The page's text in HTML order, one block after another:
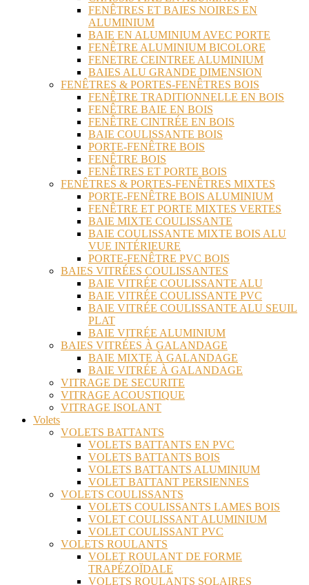
FENÊTRES ET BAIES NOIRES EN
ALUMINIUM
BAIE EN ALUMINIUM AVEC PORTE
FENÊTRE ALUMINIUM BICOLORE
FENETRE CEINTREE ALUMINIUM
BAIES ALU GRANDE DIMENSION
FENÊTRES & PORTES-FENÊTRES BOIS
FENÊTRE TRADITIONNELLE EN BOIS
FENÊTRE BAIE EN BOIS
FENÊTRE CINTRÉE EN BOIS
BAIE COULISSANTE BOIS
PORTE-FENÊTRE BOIS
FENÊTRE BOIS
FENÊTRES ET PORTE BOIS
FENÊTRES & PORTES-FENÊTRES MIXTES
PORTE-FENÊTRE BOIS ALUMINIUM
FENÊTRE ET PORTE MIXTES VERTES
BAIE MIXTE COULISSANTE
BAIE COULISSANTE MIXTE BOIS ALU
VUE INTÉRIEURE
PORTE-FENÊTRE PVC BOIS
BAIES VITRÉES COULISSANTES
BAIE VITRÉE COULISSANTE ALU
BAIE VITRÉE COULISSANTE PVC
BAIE VITRÉE COULISSANTE ALU SEUIL
PLAT
BAIE VITRÉE ALUMINIUM
BAIES VITRÉES À GALANDAGE
BAIE MIXTE À GALANDAGE
BAIE VITRÉE À GALANDAGE
VITRAGE DE SECURITE
VITRAGE ACOUSTIQUE
VITRAGE ISOLANT
Volets
VOLETS BATTANTS
VOLETS BATTANTS EN PVC
VOLETS BATTANTS BOIS
VOLETS BATTANTS ALUMINIUM
VOLET BATTANT PERSIENNES
VOLETS COULISSANTS
VOLETS COULISSANTS LAMES BOIS
VOLET COULISSANT ALUMINIUM
VOLET COULISSANT PVC
VOLETS ROULANTS
VOLET ROULANT DE FORME
TRAPÉZOÏDALE
VOLETS ROULANTS SOLAIRES